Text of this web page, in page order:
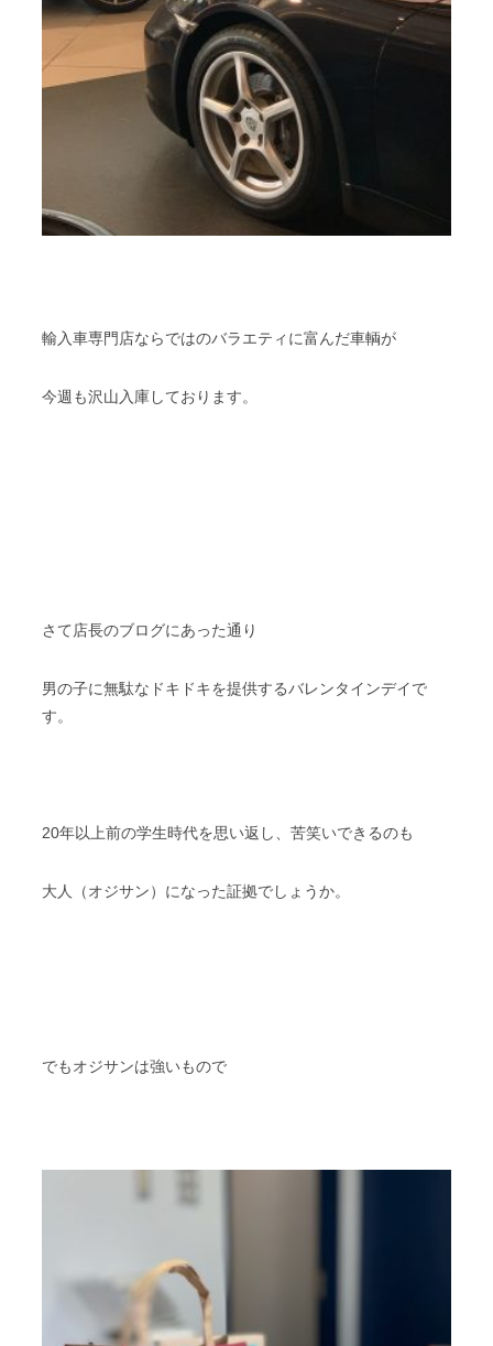
輸入車専門店ならではのバラエティに富んだ車輌が
今週も沢山入庫しております。
さて店長のブログにあった通り
男の子に無駄なドキドキを提供するバレンタインデイで
す。
20年以上前の学生時代を思い返し、苦笑いできるのも
大人（オジサン）になった証拠でしょうか。
でもオジサンは強いもので